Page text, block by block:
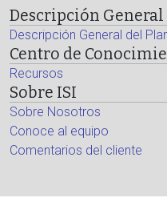
Descripción
Descripción General del
Centro de
Recursos
Sobre ISI
Sobre Nosotros
Conoce al equipo
Comentarios del cliente